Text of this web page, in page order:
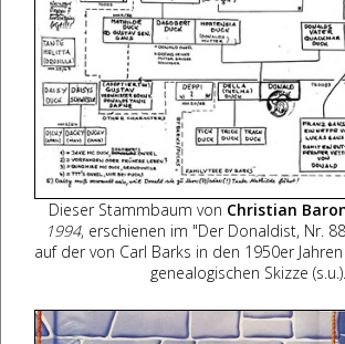
Dieser Stammbaum von Christian
1994, erschienen im "Der Donaldist, Nr.
auf der von Carl Barks in den 1950er
genealogischen Skizze (s.u.).